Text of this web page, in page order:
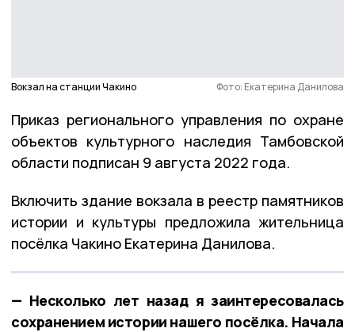
Вокзал на станции Чакино Фото: Екатерина Данилова
Приказ регионального управления по охране
объектов культурного наследия Тамбовской
области подписан 9 августа 2022 года.
Включить здание вокзала в реестр памятников
истории и культуры предложила жительница
посёлка Чакино Екатерина Данилова.
— Несколько лет назад я заинтересовалась
сохранением истории нашего посёлка. Начала